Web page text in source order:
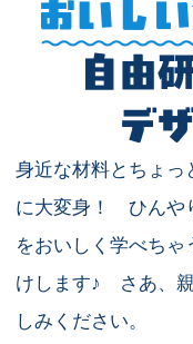
身近な材料とちょっ
に大変身！ ひんや
をおいしく学べち
けします♪ さあ、親
しみください。